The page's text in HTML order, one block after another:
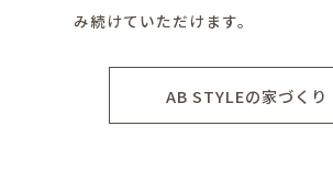
み続けていただけます。
AB STYLEの家づくり